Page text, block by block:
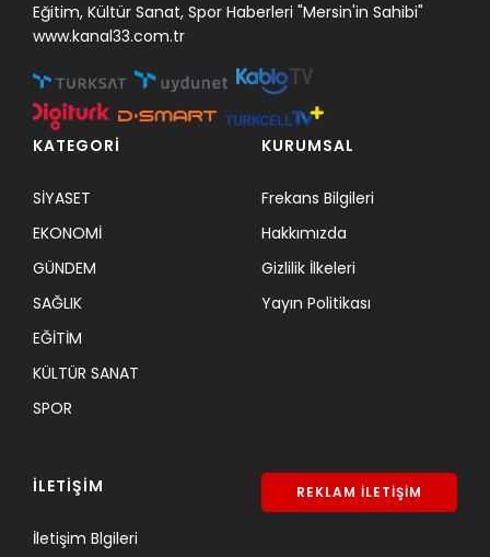
Eğitim, Kültür Sanat, Spor Haberleri "Mersin'in Sahibi"
www.kanal33.com.tr
KATEGORİ
SİYASET
EKONOMİ
GÜNDEM
SAĞLIK
EĞİTİM
KÜLTÜR SANAT
SPOR
KURUMSAL
Frekans Bilgileri
Hakkımızda
Gizlilik İlkeleri
Yayın Politikası
İLETİŞİM
İletişim Blgileri
REKLAM İLETİŞİM